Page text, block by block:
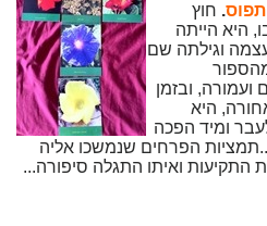
ס. חוץ
היא הייתה
וגילתה שם
ועמורה, ובזמן
היא
ומיד הפכה
הפרחים שנמשכו אליה
התקיעות ואיתו התגלה סיפורה...